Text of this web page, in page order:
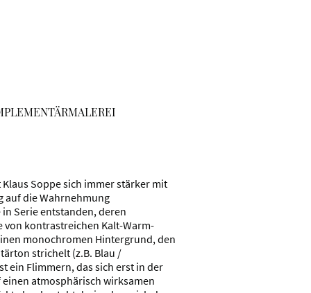
Soppe sich immer stärker mit
auf die Wahrnehmung
Serie entstanden, deren
kontrastreichen Kalt-Warm-
monochromen Hintergrund, den
strichelt (z.B. Blau /
ein Flimmern, das sich erst in der
atmosphärisch wirksamen